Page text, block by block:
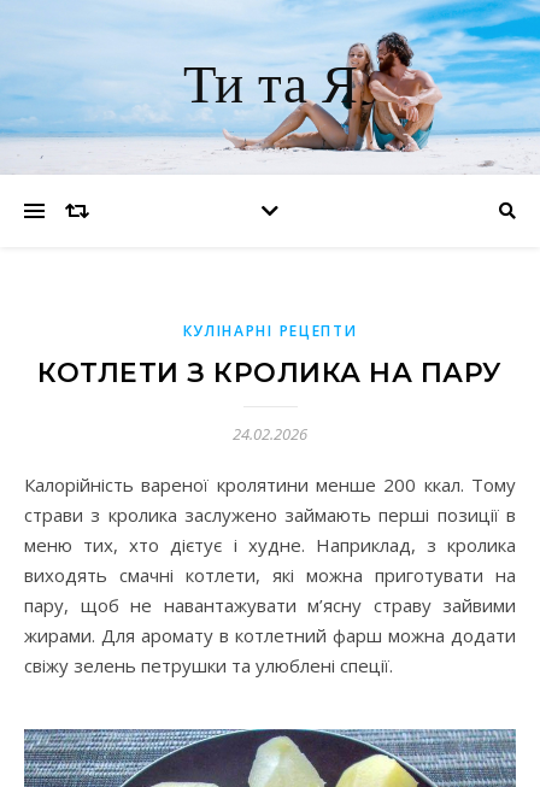
Ти та Я
КУЛІНАРНІ РЕЦЕПТИ
КОТЛЕТИ З КРОЛИКА НА ПАРУ
24.02.2026
Калорійність вареної кролятини менше 200 ккал. Тому
страви з кролика заслужено займають перші позиції в
меню тих, хто дієтує і худне. Наприклад, з кролика
виходять смачні котлети, які можна приготувати на
пару, щоб не навантажувати м’ясну страву зайвими
жирами. Для аромату в котлетний фарш можна додати
свіжу зелень петрушки та улюблені спеції.